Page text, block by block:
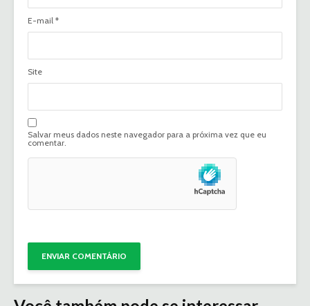
E-mail *
Site
Salvar meus dados neste navegador para a próxima vez que eu
comentar.